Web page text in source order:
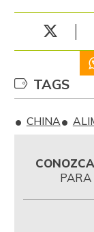
TAGS
CHINA
PARA